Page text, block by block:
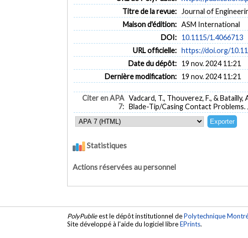
Titre de la revue:
Journal of
Maison d'édition: ASM International
DOI: 10.1115/1.4066713
URL officielle: https://doi.org/
Date du dépôt: 19 nov. 2024 11:21
Dernière modification: 19 nov. 2024 11:21
Citer en APA
7:
Vadcard, T., Thouverez, F., &
Blade-Tip/Casing Contact Problems.
Statistiques
Actions réservées au personnel
PolyPublieest le dépôt institutionnel dePolytechnique
Site développé à l'aide du logiciel libreEPrints.